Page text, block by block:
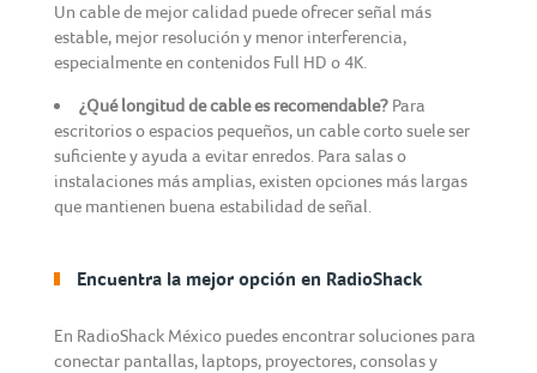
Un cable de mejor calidad puede ofrecer señal más
estable, mejor resolución y menor interferencia,
especialmente en contenidos Full HD o 4K.
¿Qué longitud de cable es recomendable?Para
escritorios o espacios pequeños, un cable corto suele ser
suficiente y ayuda a evitar enredos. Para salas o
instalaciones más amplias, existen opciones más largas
que mantienen buena estabilidad de señal.
Encuentra la mejor opción en RadioShack
En RadioShack México puedes encontrar soluciones para
conectar pantallas, laptops, proyectores, consolas y